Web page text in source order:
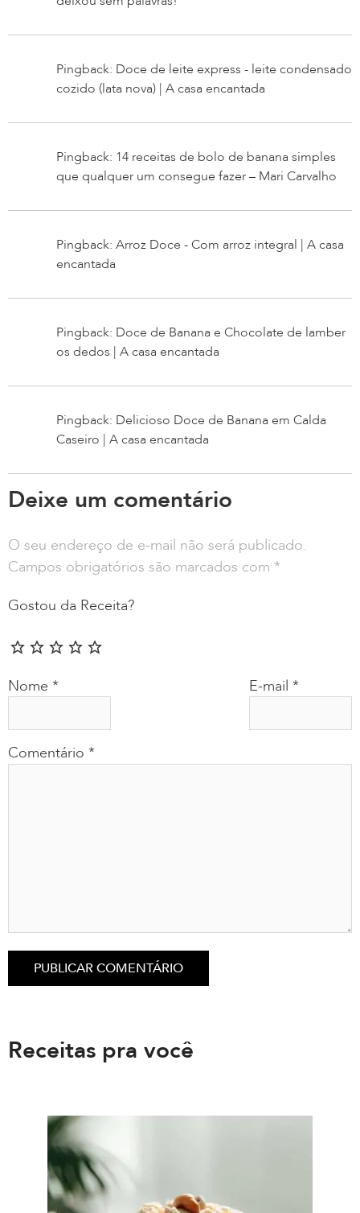
Pingback: Doce de leite express - leite condensado
cozido (lata nova) | A casa encantada
Pingback: 14 receitas de bolo de banana simples
que qualquer um consegue fazer – Mari Carvalho
Pingback: Arroz Doce - Com arroz integral | A casa
encantada
Pingback: Doce de Banana e Chocolate de lamber
os dedos | A casa encantada
Pingback: Delicioso Doce de Banana em Calda
Caseiro | A casa encantada
Deixe um comentário
O seu endereço de e-mail não será publicado.
Campos obrigatórios são marcados com *
Gostou da Receita?
Comentário *
Nome * E-mail *
Receitas pra você